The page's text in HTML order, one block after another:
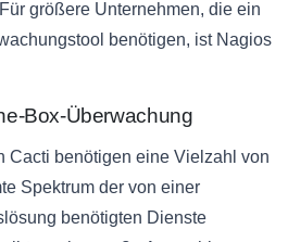
größere Unternehmen, die ein
benötigen, ist Nagios
Box-Überwachung
Cacti benötigen eine Vielzahl von
Spektrum der von einer
benötigten Dienste